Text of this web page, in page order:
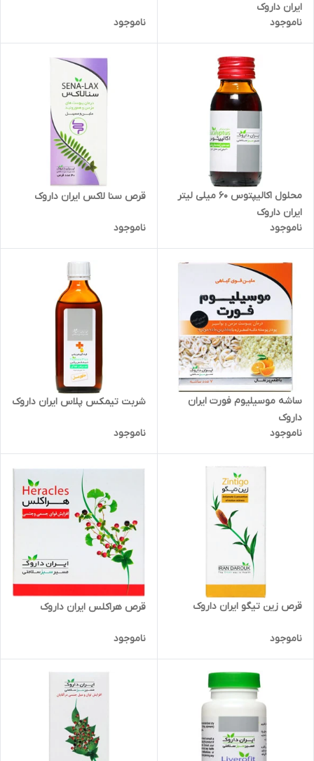
ایران داروک
ناموجود
ناموجود
محلول اکالیپتوس 60 میلی لیتر
ایران داروک
ناموجود
قرص سنا لاکس ایران داروک
ناموجود
ساشه موسیلیوم فورت ایران
داروک
ناموجود
شربت تیمکس پلاس ایران داروک
ناموجود
قرص زین تیگو ایران داروک
ناموجود
قرص هراکلس ایران داروک
ناموجود